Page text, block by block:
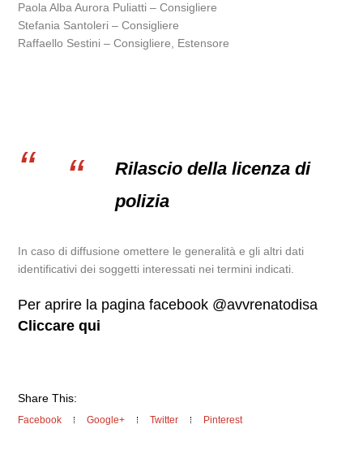
Paola Alba Aurora Puliatti – Consigliere
Stefania Santoleri – Consigliere
Raffaello Sestini – Consigliere, Estensore
Rilascio della licenza di
polizia
In caso di diffusione omettere le generalità e gli altri dati
identificativi dei soggetti interessati nei termini indicati.
Per aprire la pagina facebook @avvrenatodisa
Cliccare qui
Share This:
Facebook Google+ Twitter Pinterest